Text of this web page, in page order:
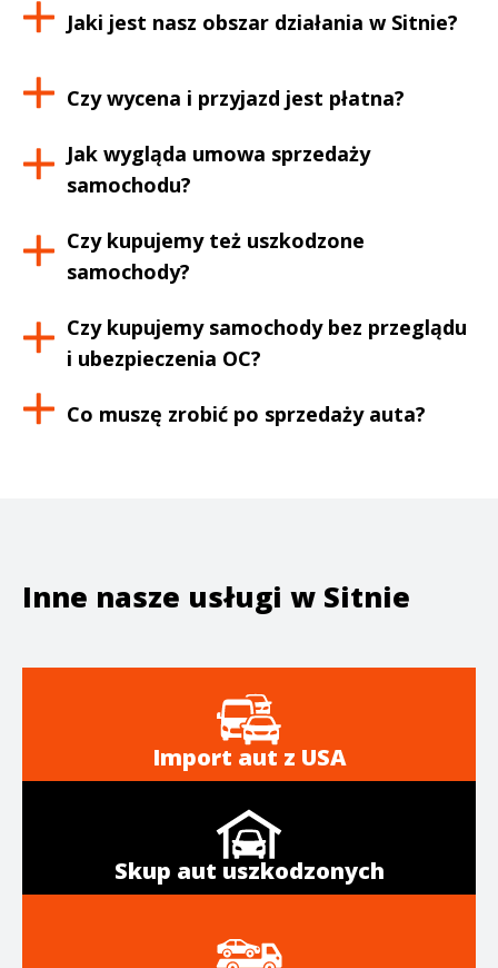
Jaki jest nasz obszar działania w Sitnie?
Czy wycena i przyjazd jest płatna?
Jak wygląda umowa sprzedaży
samochodu?
Czy kupujemy też uszkodzone
samochody?
Czy kupujemy samochody bez przeglądu
i ubezpieczenia OC?
Co muszę zrobić po sprzedaży auta?
Inne nasze usługi w Sitnie
Import aut z USA
Skup aut uszkodzonych